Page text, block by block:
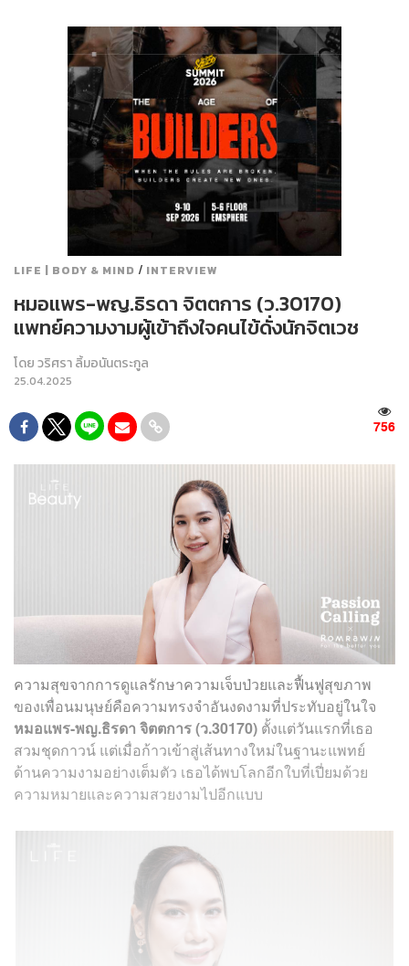
LIFE | BODY & MIND / INTERVIEW
หมอแพร-พญ.ธิรดา จิตตการ (ว.30170)
แพทย์ความงามผู้เข้าถึงใจคนไข้ดั่งนักจิตเวช
โดยวริศรา ลิ้มอนันตระกูล
25.04.2025
756
ความสุขจากการดูแลรักษาความเจ็บป่วยและฟื้นฟูสุขภาพ
ของเพื่อนมนุษย์คือความทรงจำอันงดงามที่ประทับอยู่ในใจ
หมอแพร-พญ.ธิรดา จิตตการ (ว.30170) ตั้งแต่วันแรกที่เธอ
สวมชุดกาวน์ แต่เมื่อก้าวเข้าสู่เส้นทางใหม่ในฐานะแพทย์
ด้านความงามอย่างเต็มตัว เธอได้พบโลกอีกใบที่เปี่ยมด้วย
ความหมายและความสวยงามไปอีกแบบ